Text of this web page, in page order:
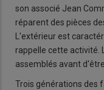
son associé Jean
réparent des pièces
L'extérieur est
rappelle cette activité.
assemblés avant
Trois générations des